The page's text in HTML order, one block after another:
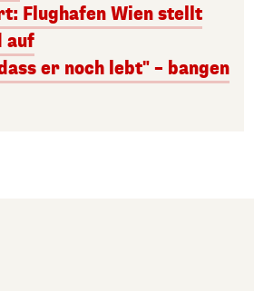
Flughafen Wien stellt
auf
er noch lebt" – bangen